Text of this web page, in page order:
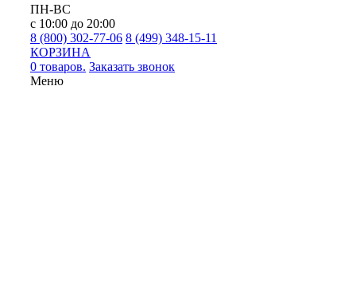
ПН-ВС
с 10:00 до 20:00
8 (800) 302-77-06 8 (499) 348-15-11
КОРЗИНА
0 товаров. Заказать звонок
Меню